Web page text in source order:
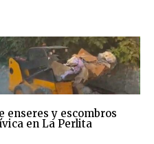
enseres y escombros
en La Perlita